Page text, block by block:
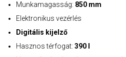
Munkamagasság: 850 mm
Elektronikus vezérlés
Digitális kijelző
Hasznos térfogat: 390 l